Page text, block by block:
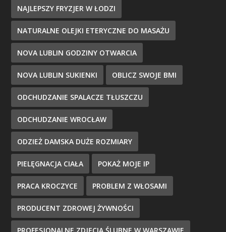
NAJLEPSZY FRYZJER W ŁODZI
NATURALNE OLEJKI ETERYCZNE DO MASAŻU
NOVA LUBLIN GODZINY OTWARCIA
NOVA LUBLIN SUKIENKI OBLICZ SWOJE BMI
ODCHUDZANIE SPALACZE TŁUSZCZU
ODCHUDZANIE WROCŁAW
ODZIEŻ DAMSKA DUŻE ROZMIARY
PIELĘGNACJA CIAŁA POKAŻ MOJE IP
PRACA KROCZYCE PROBLEM Z WŁOSAMI
PRODUCENT ZDROWEJ ŻYWNOŚCI